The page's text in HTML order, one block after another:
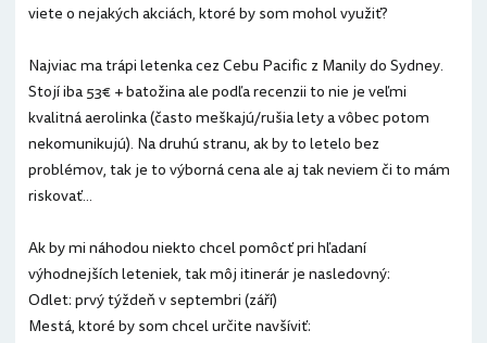
viete o nejakých akciách, ktoré by som mohol využiť?
Najviac ma trápi letenka cez Cebu Pacific z Manily do Sydney.
Stojí iba 53€ + batožina ale podľa recenzii to nie je veľmi
kvalitná aerolinka (často meškajú/rušia lety a vôbec potom
nekomunikujú). Na druhú stranu, ak by to letelo bez
problémov, tak je to výborná cena ale aj tak neviem či to mám
riskovať...
Ak by mi náhodou niekto chcel pomôcť pri hľadaní
výhodnejších leteniek, tak môj itinerár je nasledovný:
Odlet: prvý týždeň v septembri (září)
Mestá, ktoré by som chcel určite navšíviť: